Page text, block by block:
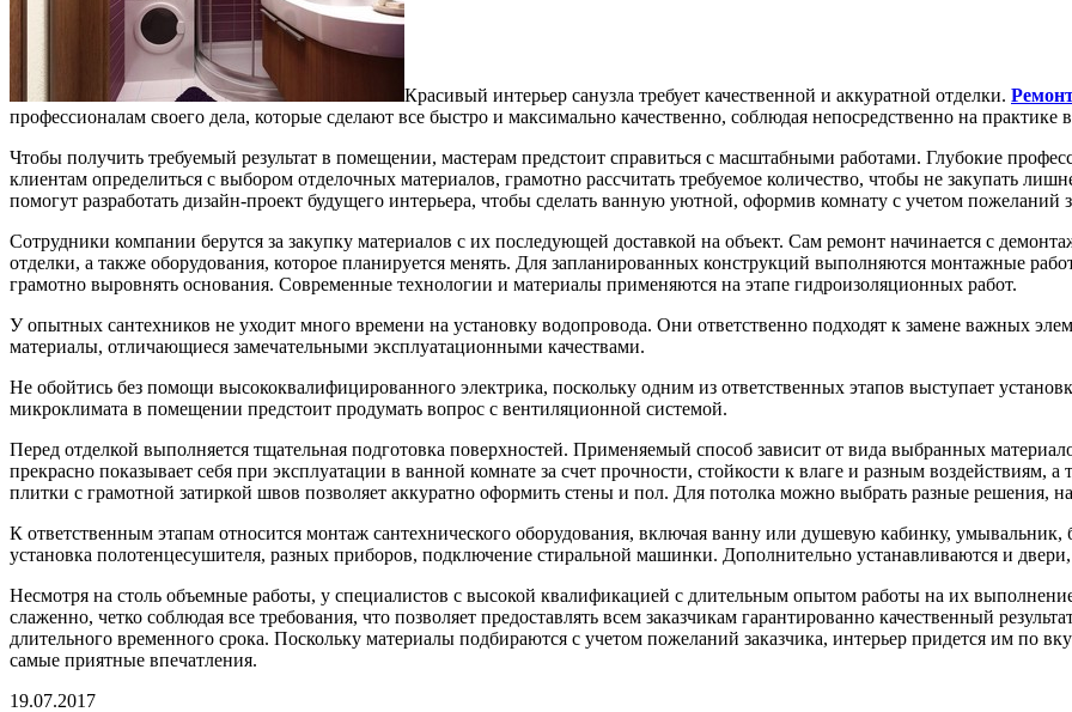
Красивый интерьер санузла требует качественной и аккуратной отделки.
профессионалам своего дела, которые сделают все быстро и максимально качественно, соблюдая непосредственно на практике
Чтобы получить требуемый результат в помещении, мастерам предстоит справиться с масштабными работами. Глубокие
клиентам определиться с выбором отделочных материалов, грамотно рассчитать требуемое количество, чтобы не закупать
помогут разработать дизайн-проект будущего интерьера, чтобы сделать ванную уютной, оформив комнату с учетом пожеланий
Сотрудники компании берутся за закупку материалов с их последующей доставкой на объект. Сам ремонт начинается с
отделки, а также оборудования, которое планируется менять. Для запланированных конструкций выполняются монтажные
грамотно выровнять основания. Современные технологии и материалы применяются на этапе гидроизоляционных работ.
У опытных сантехников не уходит много времени на установку водопровода. Они ответственно подходят к замене важных
материалы, отличающиеся замечательными эксплуатационными качествами.
Не обойтись без помощи высококвалифицированного электрика, поскольку одним из ответственных этапов выступает
микроклимата в помещении предстоит продумать вопрос с вентиляционной системой.
Перед отделкой выполняется тщательная подготовка поверхностей. Применяемый способ зависит от вида выбранных
прекрасно показывает себя при эксплуатации в ванной комнате за счет прочности, стойкости к влаге и разным воздействиям,
плитки с грамотной затиркой швов позволяет аккуратно оформить стены и пол. Для потолка можно выбрать разные решения,
К ответственным этапам относится монтаж сантехнического оборудования, включая ванну или душевую кабинку, умывальник,
установка полотенцесушителя, разных приборов, подключение стиральной машинки. Дополнительно устанавливаются и
Несмотря на столь объемные работы, у специалистов с высокой квалификацией с длительным опытом работы на их
слаженно, четко соблюдая все требования, что позволяет предоставлять всем заказчикам гарантированно качественный
длительного временного срока. Поскольку материалы подбираются с учетом пожеланий заказчика, интерьер придется им по
самые приятные впечатления.
19.07.2017